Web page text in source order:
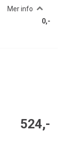
Mer info
0,-
524,-